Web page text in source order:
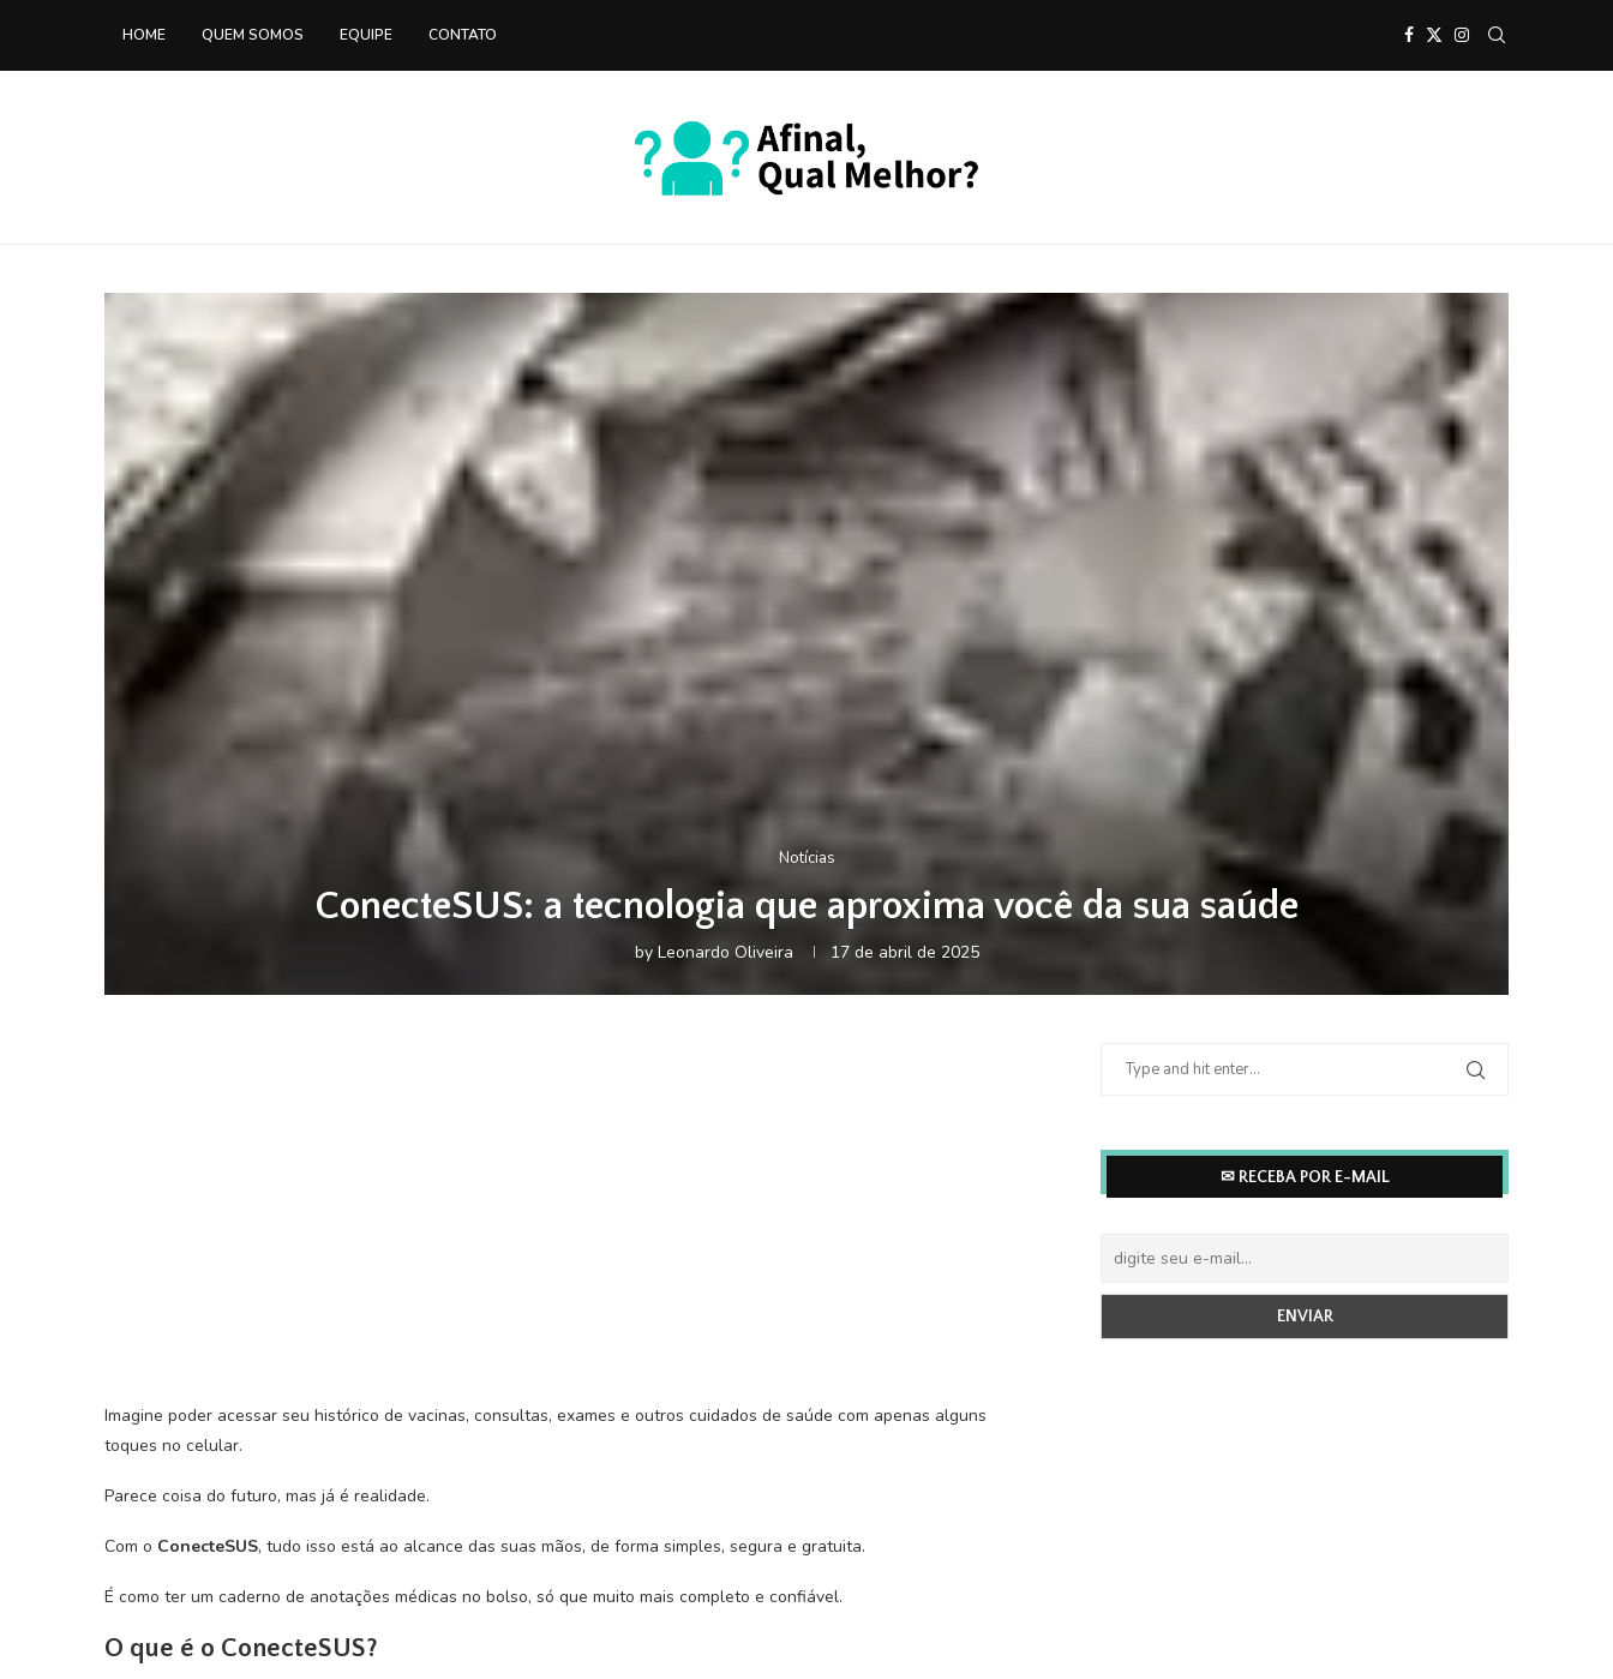
HOME QUEM SOMOS EQUIPE CONTATO
Notícias
ConecteSUS: a tecnologia que aproxima você da sua saúde
by Leonardo Oliveira 17 de abril de 2025
Imagine poder acessar seu histórico de vacinas, consultas, exames e outros cuidados de saúde com apenas alguns
toques no celular.
Parece coisa do futuro, mas já é realidade.
Com o ConecteSUS, tudo isso está ao alcance das suas mãos, de forma simples, segura e gratuita.
É como ter um caderno de anotações médicas no bolso, só que muito mais completo e confiável.
O que é o ConecteSUS?
✉ RECEBA POR E-MAIL